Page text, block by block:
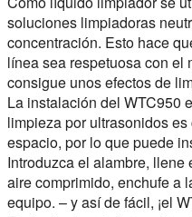
soluciones limpiadoras
concentración. Esto hace
línea sea respetuosa con el
consigue unos efectos de
La instalación del WTC950
limpieza por ultrasonidos
espacio, por lo que puede
Introduzca el alambre,
aire comprimido, enchufe a
equipo. – y así de fácil, ¡el